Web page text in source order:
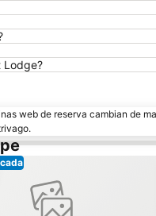
Lodge?
web de reserva cambian de
a favoritos